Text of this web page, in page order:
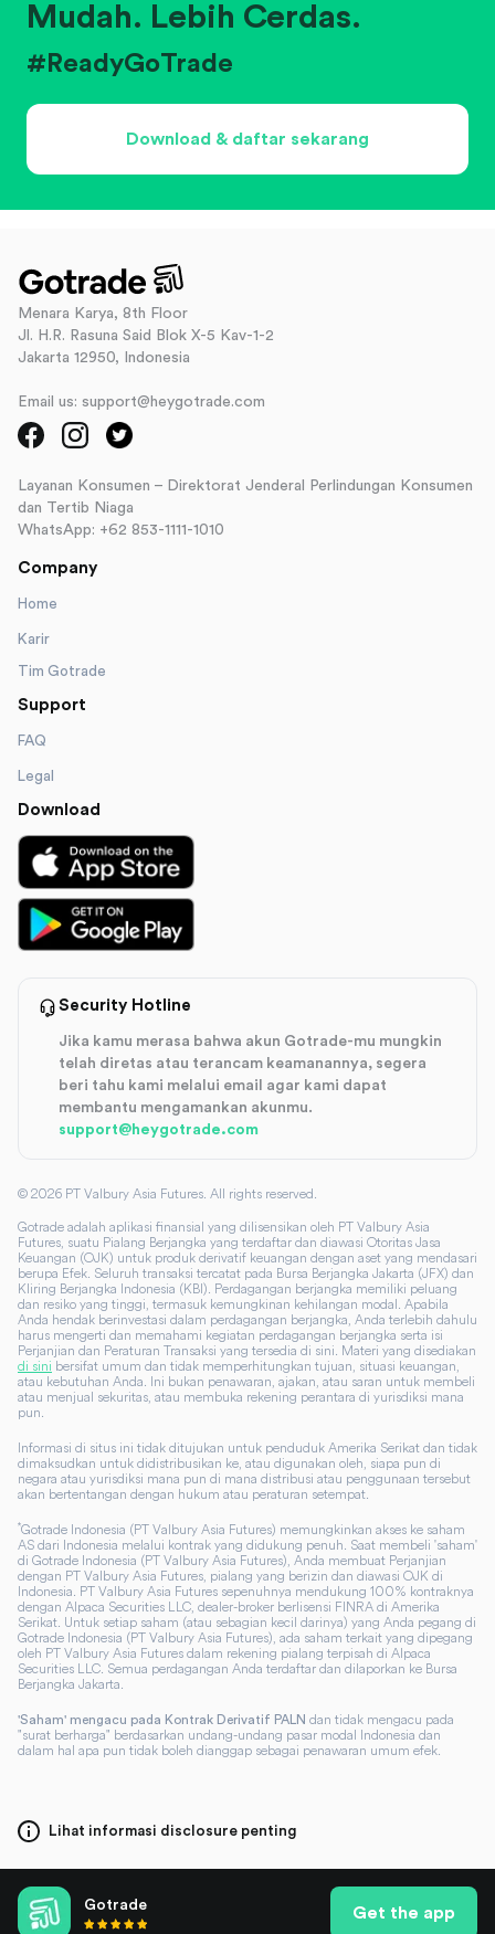
Mudah. Lebih Cerdas.
#ReadyGoTrade
Download & daftar sekarang
Menara Karya, 8th Floor
Jl. H.R. Rasuna Said Blok X-5 Kav-1-2
Jakarta 12950, Indonesia
Email us: support@heygotrade.com
Layanan Konsumen – Direktorat Jenderal Perlindungan Konsumen
dan Tertib Niaga
WhatsApp: +62 853-1111-1010
Company
Home
Karir
Tim Gotrade
Support
FAQ
Legal
Download
Security Hotline
Jika kamu merasa bahwa akun Gotrade-mu mungkin
telah diretas atau terancam keamanannya, segera
beri tahu kami melalui email agar kami dapat
membantu mengamankan akunmu.
support@heygotrade.com
© 2026 PT Valbury Asia Futures. All rights reserved.
Gotrade adalah aplikasi finansial yang dilisensikan oleh PT Valbury Asia
Futures, suatu Pialang Berjangka yang terdaftar dan diawasi Otoritas Jasa
Keuangan (OJK) untuk produk derivatif keuangan dengan aset yang mendasari
berupa Efek. Seluruh transaksi tercatat pada Bursa Berjangka Jakarta (JFX) dan
Kliring Berjangka Indonesia (KBI). Perdagangan berjangka memiliki peluang
dan resiko yang tinggi, termasuk kemungkinan kehilangan modal. Apabila
Anda hendak berinvestasi dalam perdagangan berjangka, Anda terlebih dahulu
harus mengerti dan memahami kegiatan perdagangan berjangka serta isi
Perjanjian dan Peraturan Transaksi yang tersedia di sini. Materi yang disediakan
di sini bersifat umum dan tidak memperhitungkan tujuan, situasi keuangan,
atau kebutuhan Anda. Ini bukan penawaran, ajakan, atau saran untuk membeli
atau menjual sekuritas, atau membuka rekening perantara di yurisdiksi mana
pun.
Informasi di situs ini tidak ditujukan untuk penduduk Amerika Serikat dan tidak
dimaksudkan untuk didistribusikan ke, atau digunakan oleh, siapa pun di
negara atau yurisdiksi mana pun di mana distribusi atau penggunaan tersebut
akan bertentangan dengan hukum atau peraturan setempat.
*Gotrade Indonesia (PT Valbury Asia Futures) memungkinkan akses ke saham
AS dari Indonesia melalui kontrak yang didukung penuh. Saat membeli 'saham'
di Gotrade Indonesia (PT Valbury Asia Futures), Anda membuat Perjanjian
dengan PT Valbury Asia Futures, pialang yang berizin dan diawasi OJK di
Indonesia. PT Valbury Asia Futures sepenuhnya mendukung 100% kontraknya
dengan Alpaca Securities LLC, dealer-broker berlisensi FINRA di Amerika
Serikat. Untuk setiap saham (atau sebagian kecil darinya) yang Anda pegang di
Gotrade Indonesia (PT Valbury Asia Futures), ada saham terkait yang dipegang
oleh PT Valbury Asia Futures dalam rekening pialang terpisah di Alpaca
Securities LLC. Semua perdagangan Anda terdaftar dan dilaporkan ke Bursa
Berjangka Jakarta.
'Saham' mengacu pada Kontrak Derivatif PALN dan tidak mengacu pada
"surat berharga" berdasarkan undang-undang pasar modal Indonesia dan
dalam hal apa pun tidak boleh dianggap sebagai penawaran umum efek.
Lihat informasi disclosure penting
Gotrade Get the app